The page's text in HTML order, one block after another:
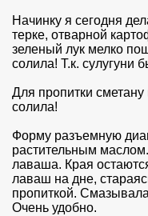
Начинку я сегодня
терке, отварной
зеленый лук мелко
солила! Т.к. сулугуни
Для пропитки
солила!
Форму разъемную
растительным
лаваша. Края
лаваш на дне,
пропиткой.
Очень удобно.